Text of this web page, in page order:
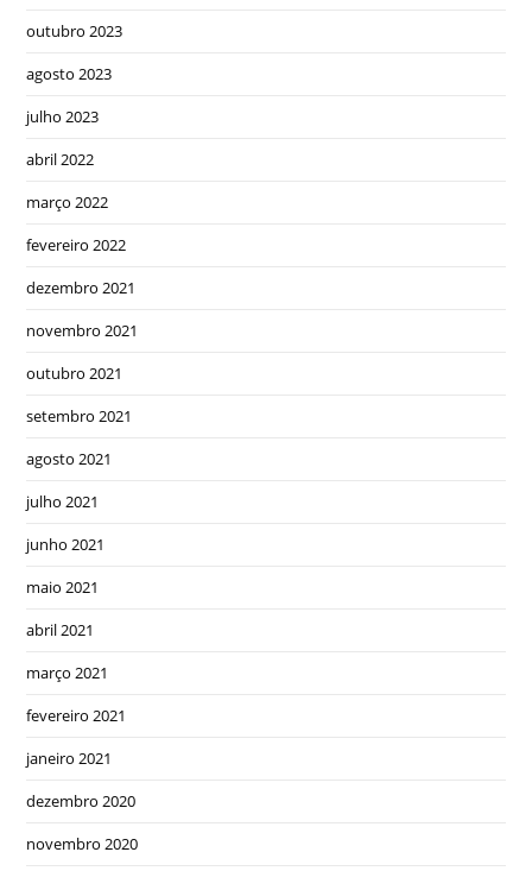
outubro 2023
agosto 2023
julho 2023
abril 2022
março 2022
fevereiro 2022
dezembro 2021
novembro 2021
outubro 2021
setembro 2021
agosto 2021
julho 2021
junho 2021
maio 2021
abril 2021
março 2021
fevereiro 2021
janeiro 2021
dezembro 2020
novembro 2020